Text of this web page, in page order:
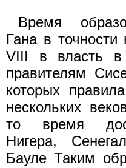
Время
Гана в точности
VIII в власть в
правителям
которых
нескольких
то время
Нигера,
Бауле Таким